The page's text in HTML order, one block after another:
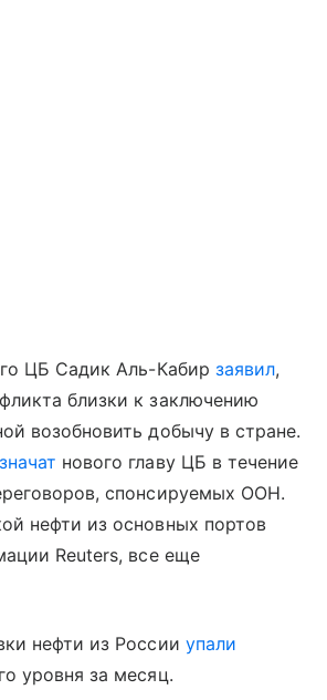
ЦБ Садик Аль-Кабир заявил,
близки к заключению
возобновить добычу в стране.
нового главу ЦБ в течение
спонсируемых ООН.
нефти из основных портов
Reuters, все еще
нефти из России упали
уровня за месяц.